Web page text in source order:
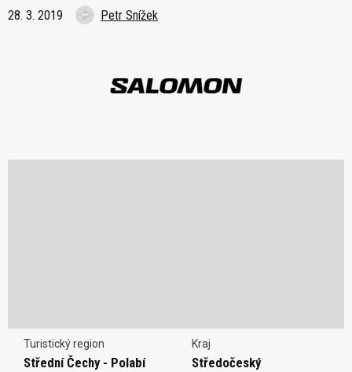
28. 3. 2019 Petr Snížek
Turistický region
Střední Čechy - Polabí
Kraj
Středočeský